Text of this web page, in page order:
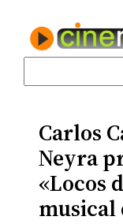
contenido
Carlos
Neyra
«Locos
musical